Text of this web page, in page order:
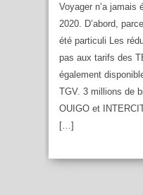
Voyager n’a jamais
2020. D’abord,
été particuli Les
pas aux tarifs des
également
TGV. 3 millions de
OUIGO et
[…]